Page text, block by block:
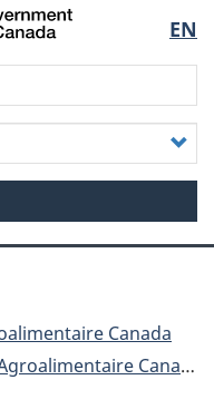
la
EN
Government
of
Canada
Canada